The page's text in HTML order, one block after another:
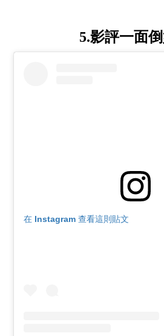
5.影評一面
在 Instagram 查看這則貼文